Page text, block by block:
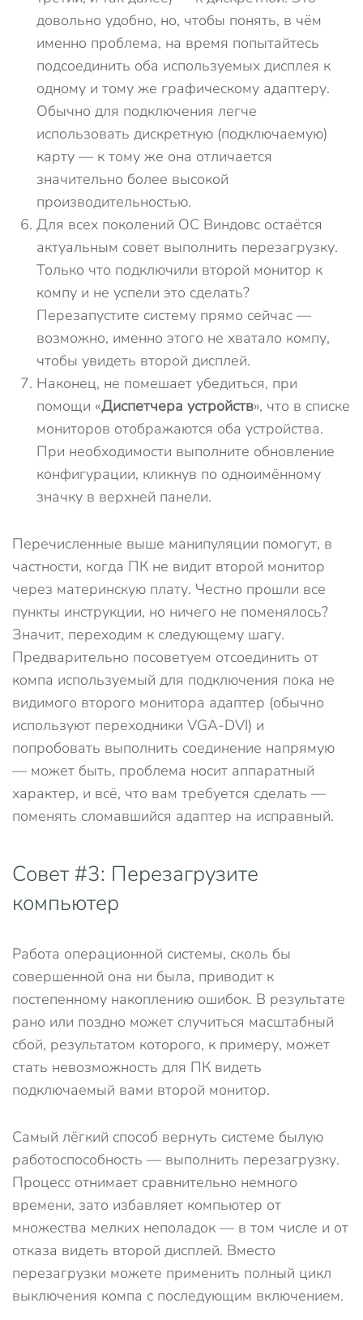
довольно удобно, но, чтобы понять, в чём
именно проблема, на время попытайтесь
подсоединить оба используемых дисплея к
одному и тому же графическому адаптеру.
Обычно для подключения легче
использовать дискретную (подключаемую)
карту — к тому же она отличается
значительно более высокой
производительностью.
Для всех поколений ОС Виндовс остаётся
актуальным совет выполнить перезагрузку.
Только что подключили второй монитор к
компу и не успели это сделать?
Перезапустите систему прямо сейчас —
возможно, именно этого не хватало компу,
чтобы увидеть второй дисплей.
Наконец, не помешает убедиться, при
помощи «Диспетчера устройств», что в списке
мониторов отображаются оба устройства.
При необходимости выполните обновление
конфигурации, кликнув по одноимённому
значку в верхней панели.
Перечисленные выше манипуляции помогут, в
частности, когда ПК не видит второй монитор
через материнскую плату. Честно прошли все
пункты инструкции, но ничего не поменялось?
Значит, переходим к следующему шагу.
Предварительно посоветуем отсоединить от
компа используемый для подключения пока не
видимого второго монитора адаптер (обычно
используют переходники VGA-DVI) и
попробовать выполнить соединение напрямую
— может быть, проблема носит аппаратный
характер, и всё, что вам требуется сделать —
поменять сломавшийся адаптер на исправный.
Совет #3: Перезагрузите
компьютер
Работа операционной системы, сколь бы
совершенной она ни была, приводит к
постепенному накоплению ошибок. В результате
рано или поздно может случиться масштабный
сбой, результатом которого, к примеру, может
стать невозможность для ПК видеть
подключаемый вами второй монитор.
Самый лёгкий способ вернуть системе былую
работоспособность — выполнить перезагрузку.
Процесс отнимает сравнительно немного
времени, зато избавляет компьютер от
множества мелких неполадок — в том числе и от
отказа видеть второй дисплей. Вместо
перезагрузки можете применить полный цикл
выключения компа с последующим включением.